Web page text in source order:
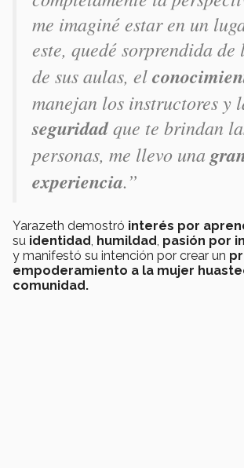
me imaginé estar en un
este, quedé sorprendida de
de sus aulas, el
manejan los instructores y
seguridadque te brindan
personas, me llevo una
experiencia.”
Yarazeth demostró interés por
su identidad humildad pasión por
y manifestó su intención por crear un
empoderamiento a la mujer
comunidad.